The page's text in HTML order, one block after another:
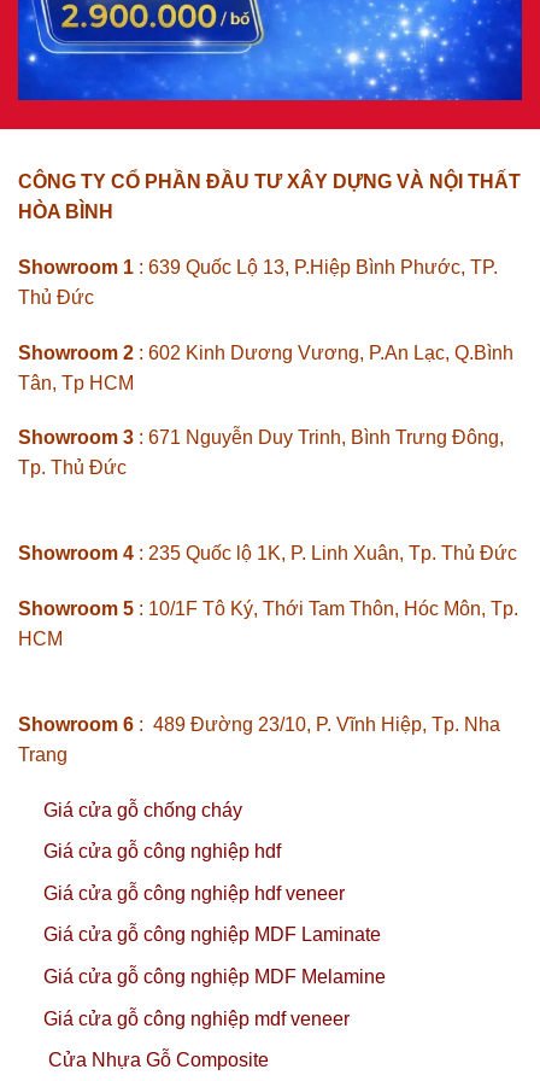
CÔNG TY CỔ PHẦN ĐẦU TƯ XÂY DỰNG VÀ NỘI THẤT
HÒA BÌNH
Showroom 1 : 639 Quốc Lộ 13, P.Hiệp Bình Phước, TP.
Thủ Đức
Showroom 2 : 602 Kinh Dương Vương, P.An Lạc, Q.Bình
Tân, Tp HCM
Showroom 3 : 671 Nguyễn Duy Trinh, Bình Trưng Đông,
Tp. Thủ Đức
Showroom 4 : 235 Quốc lộ 1K, P. Linh Xuân, Tp. Thủ Đức
Showroom 5 : 10/1F Tô Ký, Thới Tam Thôn, Hóc Môn, Tp.
HCM
Showroom 6 : 489 Đường 23/10, P. Vĩnh Hiệp, Tp. Nha
Trang
Giá cửa gỗ chống cháy
Giá cửa gỗ công nghiệp hdf
Giá cửa gỗ công nghiệp hdf veneer
Giá cửa gỗ công nghiệp MDF Laminate
Giá cửa gỗ công nghiệp MDF Melamine
Giá cửa gỗ công nghiệp mdf veneer
Cửa Nhựa Gỗ Composite